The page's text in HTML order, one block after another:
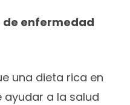
de enfermedad
una dieta rica en
a la salud